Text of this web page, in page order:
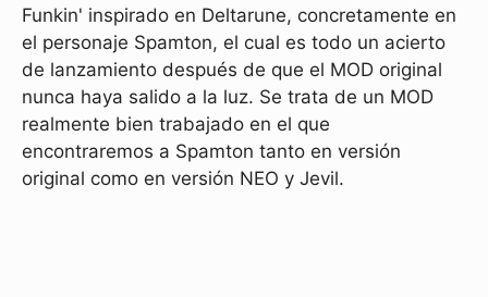
Funkin' inspirado en Deltarune, concretamente en
el personaje Spamton, el cual es todo un acierto
de lanzamiento después de que el MOD original
nunca haya salido a la luz. Se trata de un MOD
realmente bien trabajado en el que
encontraremos a Spamton tanto en versión
original como en versión NEO y Jevil.